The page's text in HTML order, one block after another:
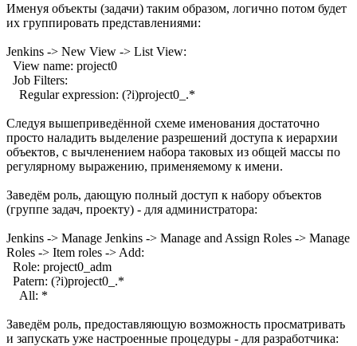
Именуя объекты (задачи) таким образом, логично потом будет
их группировать представлениями:
Jenkins -> New View -> List View:
View name: project0
Job Filters:
Regular expression: (?i)project0_.*
Следуя вышеприведённой схеме именования достаточно
просто наладить выделение разрешений доступа к иерархии
объектов, с вычленением набора таковых из общей массы по
регулярному выражению, применяемому к имени.
Заведём роль, дающую полный доступ к набору объектов
(группе задач, проекту) - для администратора:
Jenkins -> Manage Jenkins -> Manage and Assign Roles -> Manage
Roles -> Item roles -> Add:
Role: project0_adm
Patern: (?i)project0_.*
All: *
Заведём роль, предоставляющую возможность просматривать
и запускать уже настроенные процедуры - для разработчика: